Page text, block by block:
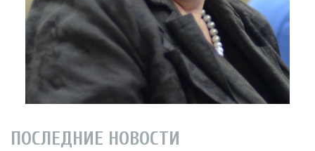
ПОСЛЕДНИЕ НОВОСТИ